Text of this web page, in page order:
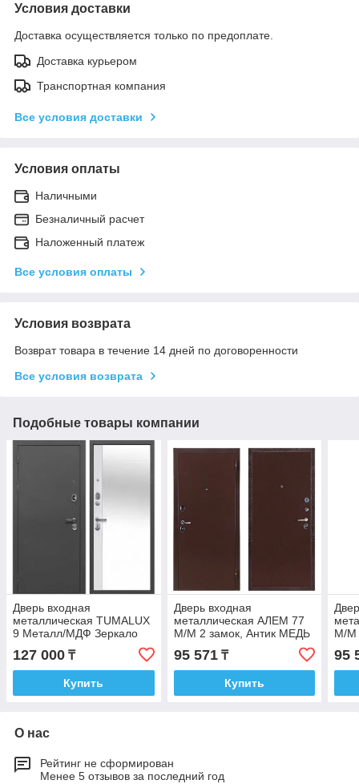
Условия доставки
Доставка осуществляется только по предоплате.
Доставка курьером
Транспортная компания
Все условия доставки
Условия оплаты
Наличными
Безналичный расчет
Наложенный платеж
Все условия оплаты
Условия возврата
Возврат товара в течение 14 дней по договоренности
Все условия возврата
Подобные товары компании
Дверь входная
металлическая TUMALUX
9 Mеталл/МДФ Зеркало
Серебро (860; 969) два
замка PTD_M
127 000 ₸
Купить
Дверь входная
металлическая АЛЕМ 77
М/М 2 замок, Антик МЕДЬ
95 571₸
Купить
М/М
95
О нас
Рейтинг не сформирован
Менее 5 отзывов за последний год